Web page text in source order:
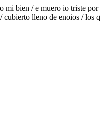
mi bien / e muero io triste
cubierto lleno de enoios /